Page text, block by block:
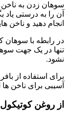
سوهان زدن به
آن را به درستی یاد
انجام دهید و ناخن
در رابطه با سوهان
تنها در یک جهت
نشود.
برای استفاده از
آسیبی برای ناخن ها
از روغن